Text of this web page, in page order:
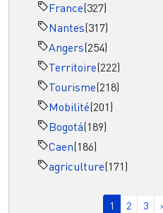
France(327)
Nantes(317)
Angers(254)
Territoire(222)
Tourisme(218)
Mobilité(201)
Bogotá(189)
Caen(186)
agriculture(171)
Page
1 Page
2 Page
3